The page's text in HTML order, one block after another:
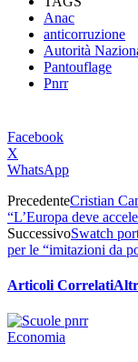
Anac
anticorruzione
Autorità
Pantouflage
Pnrr
Facebook
X
WhatsApp
PrecedenteCristian
“L’Europa deve
SuccessivoSwatch
per le “imitazioni da
Articoli Correlati
Economia